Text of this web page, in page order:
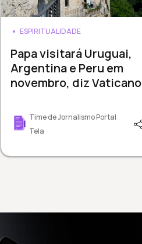
ESPIRITUALIDADE
Papa visitará Uruguai,
Argentina e Peru em
novembro, diz Vaticano
Time de Jornalismo Portal
Tela